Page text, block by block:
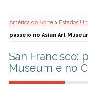
América do Norte> Estados
passeio no Asian Art
San Francisco:
Museum e no